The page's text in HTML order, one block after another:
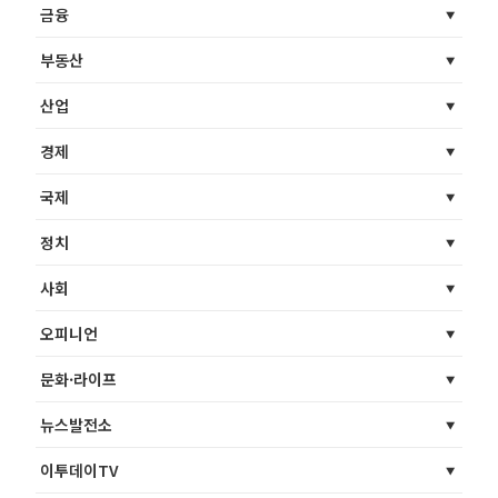
금융
부동산
산업
경제
국제
정치
사회
오피니언
문화·라이프
뉴스발전소
이투데이TV